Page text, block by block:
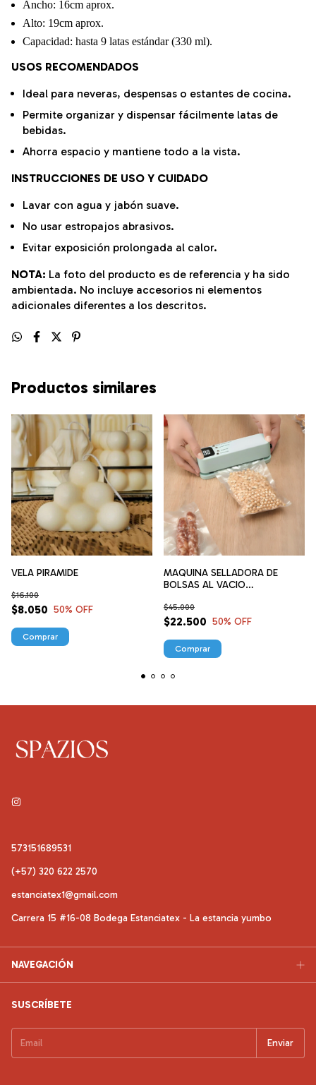
Ancho: 16cm aprox.
Alto: 19cm aprox.
Capacidad: hasta 9 latas estándar (330 ml).
USOS RECOMENDADOS
Ideal para neveras, despensas o estantes de cocina.
Permite organizar y dispensar fácilmente latas de
bebidas.
Ahorra espacio y mantiene todo a la vista.
INSTRUCCIONES DE USO Y CUIDADO
Lavar con agua y jabón suave.
No usar estropajos abrasivos.
Evitar exposición prolongada al calor.
NOTA: La foto del producto es de referencia y ha sido
ambientada. No incluye accesorios ni elementos
adicionales diferentes a los descritos.
Productos similares
VELA PIRAMIDE
$8.050
$16.100
50% OFF
MAQUINA SELLADORA DE
BOLSAS AL VACIO
$22.500
$45.000
50% OFF
573151689531
(+57) 320 622 2570
estanciatex1@gmail.com
Carrera 15 #16-08 Bodega Estanciatex - La estancia yumbo
NAVEGACIÓN
SUSCRÍBETE